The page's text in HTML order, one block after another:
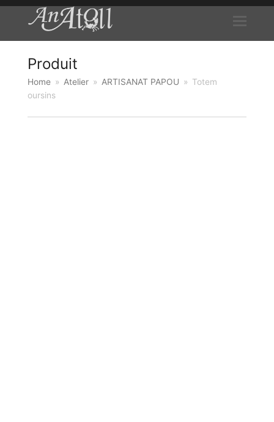
Produit
Home » Atelier » ARTISANAT PAPOU » Totem
oursins